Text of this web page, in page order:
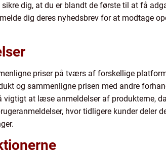
dig, at du er blandt de første til at få
dig deres nyhedsbrev for at modtage
priser på tværs af forskellige
og sammenligne prisen med andre
at læse anmeldelser af produkterne,
hvor tidligere kunder deler